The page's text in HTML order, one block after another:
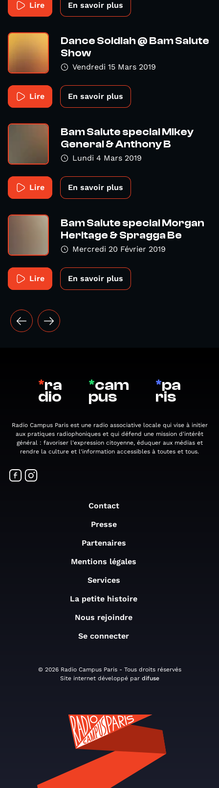
Lire En savoir plus
Dance Soldiah @ Bam Salute
Show
Vendredi 15 Mars 2019
Lire En savoir plus
Bam Salute special Mikey
General & Anthony B
Lundi 4 Mars 2019
Lire En savoir plus
Bam Salute special Morgan
Heritage & Spragga Be
Mercredi 20 Février 2019
Lire En savoir plus
*ra
dio
*cam
pus
*pa
ris
Radio Campus Paris est une radio associative locale qui vise à initier
aux pratiques radiophoniques et qui défend une mission d'intérêt
général : favoriser l'expression citoyenne, éduquer aux médias et
rendre la culture et l'information accessibles à toutes et tous.
Contact
Presse
Partenaires
Mentions légales
Services
La petite histoire
Nous rejoindre
Se connecter
© 2026 Radio Campus Paris - Tous droits réservés
Site internet développé par difuse